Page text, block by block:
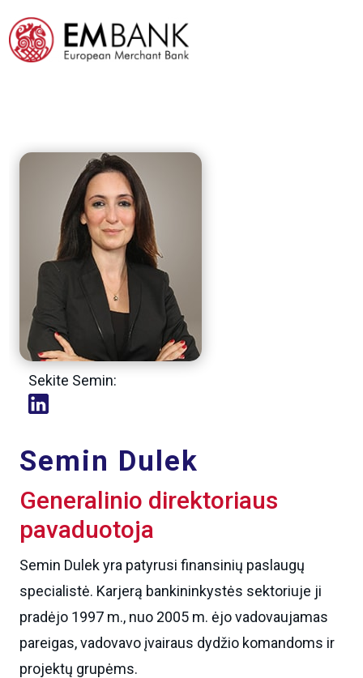
Sekite Semin:
Semin Dulek
Generalinio direktoriaus
pavaduotoja
Semin Dulek yra patyrusi finansinių paslaugų
specialistė. Karjerą bankininkystės sektoriuje ji
pradėjo 1997 m., nuo 2005 m. ėjo vadovaujamas
pareigas, vadovavo įvairaus dydžio komandoms ir
projektų grupėms.